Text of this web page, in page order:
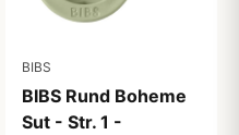
BIBS
BIBS Rund Boheme
Sut - Str. 1 -